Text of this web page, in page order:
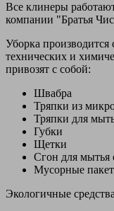
Все клинеры
компании "Братья
Уборка
технических и
привозят с собой:
Швабра
Тряпки из
Тряпки для
Губки
Щетки
Сгон для мытья
Мусорные
Экологичные